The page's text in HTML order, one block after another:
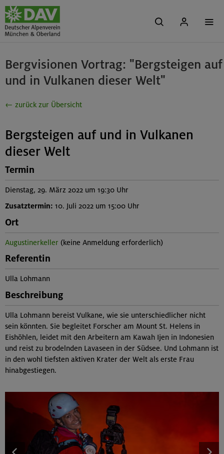
Bergvisionen Vortrag: "Bergsteigen auf
und in Vulkanen dieser Welt"
← zurück zur Übersicht
Bergsteigen auf und in Vulkanen
dieser Welt
Termin
Dienstag, 29. März 2022 um 19:30 Uhr
Zusatztermin: 10. Juli 2022 um 15:00 Uhr
Ort
Augustinerkeller (keine Anmeldung erforderlich)
Referentin
Ulla Lohmann
Beschreibung
Ulla Lohmann bereist Vulkane, wie sie unterschiedlicher nicht
sein könnten. Sie begleitet Forscher am Mount St. Helens in
Eishöhlen, leidet mit den Arbeitern am Kawah Ijen in Indonesien
und reist zu brodelnden Lavaseen in der Südsee. Und Lohmann ist
in den wohl tiefsten aktiven Krater der Welt als erste Frau
hinabgestiegen.